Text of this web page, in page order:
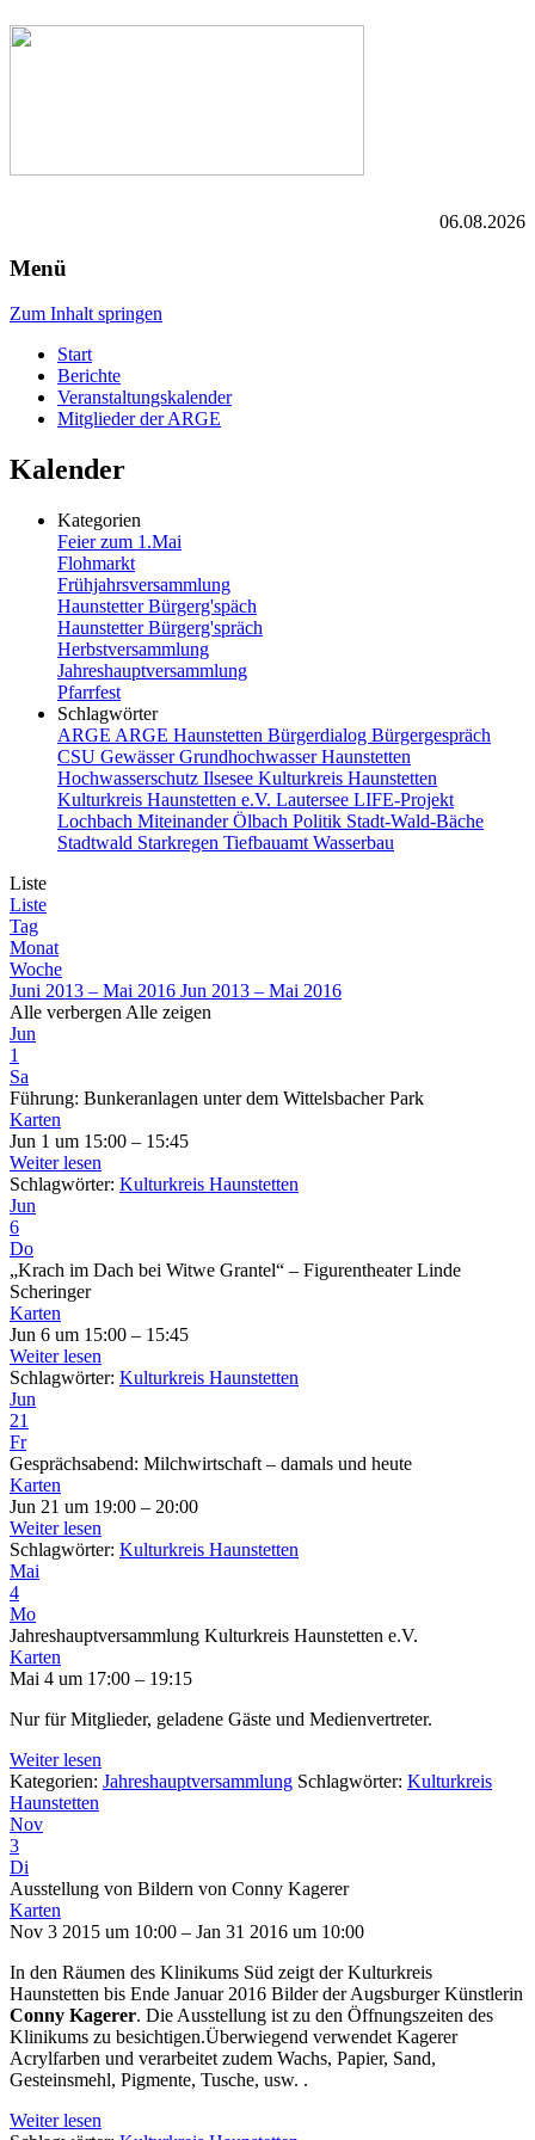
06.08.2026
Menü
Zum Inhalt springen
Start
Berichte
Veranstaltungskalender
Mitglieder der ARGE
Kalender
Kategorien
Feier zum 1.Mai
Flohmarkt
Frühjahrsversammlung
Haunstetter Bürgerg'späch
Haunstetter Bürgerg'spräch
Herbstversammlung
Jahreshauptversammlung
Pfarrfest
Schlagwörter
ARGE ARGE Haunstetten Bürgerdialog Bürgergespräch
CSU GewässerGrundhochwasserHaunstetten
Hochwasserschutz Ilsesee Kulturkreis Haunstetten
Kulturkreis Haunstetten e.V. Lautersee LIFE-Projekt
Lochbach MiteinanderÖlbach Politik Stadt-Wald-Bäche
Stadtwald Starkregen Tiefbauamt Wasserbau
Liste
Liste
Tag
Monat
Woche
Juni 2013 – Mai 2016 Jun 2013 – Mai 2016
Alle verbergen Alle zeigen
Jun
1
Sa
Führung: Bunkeranlagen unter dem Wittelsbacher Park
Karten
Jun 1 um 15:00 – 15:45
Weiter lesen
Schlagwörter: Kulturkreis Haunstetten
Jun
6
Do
„Krach im Dach bei Witwe Grantel“ – Figurentheater Linde
Scheringer
Karten
Jun 6 um 15:00 – 15:45
Weiter lesen
Schlagwörter: Kulturkreis Haunstetten
Jun
21
Fr
Gesprächsabend: Milchwirtschaft – damals und heute
Karten
Jun 21 um 19:00 – 20:00
Weiter lesen
Schlagwörter: Kulturkreis Haunstetten
Mai
4
Mo
Jahreshauptversammlung Kulturkreis Haunstetten e.V.
Karten
Mai 4 um 17:00 – 19:15
Nur für Mitglieder, geladene Gäste und Medienvertreter.
Weiter lesen
Kategorien: Jahreshauptversammlung Schlagwörter: Kulturkreis
Haunstetten
Nov
3
Di
Ausstellung von Bildern von Conny Kagerer
Karten
Nov 3 2015 um 10:00 – Jan 31 2016 um 10:00
In den Räumen des Klinikums Süd zeigt der Kulturkreis
Haunstetten bis Ende Januar 2016 Bilder der Augsburger Künstlerin
Conny Kagerer. Die Ausstellung ist zu den Öffnungszeiten des
Klinikums zu besichtigen.Überwiegend verwendet Kagerer
Acrylfarben und verarbeitet zudem Wachs, Papier, Sand,
Gesteinsmehl, Pigmente, Tusche, usw. .
Weiter lesen